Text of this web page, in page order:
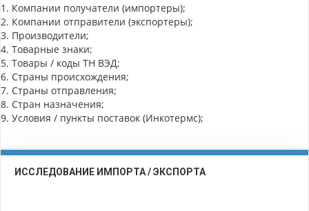
1. Компании получатели (импортеры);
2. Компании отправители (экспортеры);
3. Производители;
4. Товарные знаки;
5. Товары / коды ТН ВЭД;
6. Страны происхождения;
7. Страны отправления;
8. Стран назначения;
9. Условия / пункты поставок (Инкотермс);
ИССЛЕДОВАНИЕ ИМПОРТА / ЭКСПОРТА